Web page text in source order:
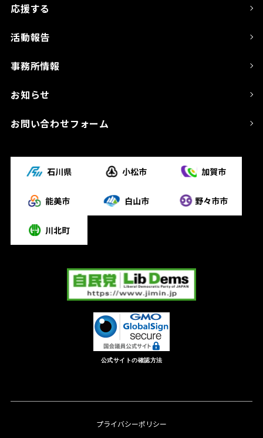
応援する
活動報告
事務所情報
お知らせ
お問い合わせフォーム
公式サイトの確認方法
プライバシーポリシー